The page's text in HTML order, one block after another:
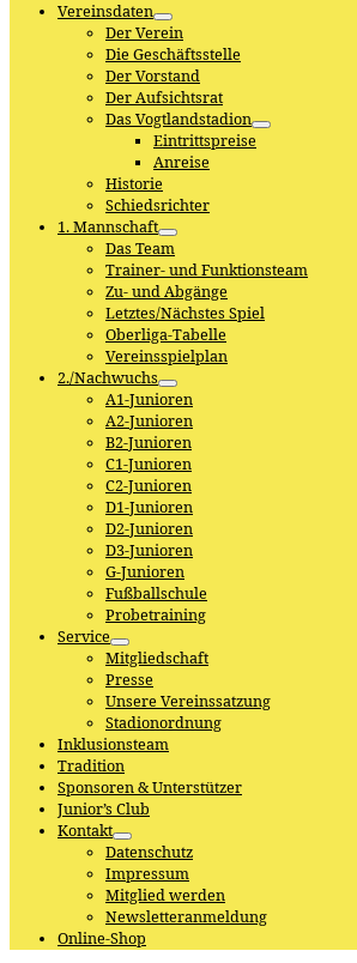
Vereinsdaten
Der Verein
Die Geschäftsstelle
Der Vorstand
Der Aufsichtsrat
Das Vogtlandstadion
Eintrittspreise
Anreise
Historie
Schiedsrichter
1. Mannschaft
Das Team
Trainer- und Funktionsteam
Zu- und Abgänge
Letztes/Nächstes Spiel
Oberliga-Tabelle
Vereinsspielplan
2./Nachwuchs
A1-Junioren
A2-Junioren
B2-Junioren
C1-Junioren
C2-Junioren
D1-Junioren
D2-Junioren
D3-Junioren
G-Junioren
Fußballschule
Probetraining
Service
Mitgliedschaft
Presse
Unsere Vereinssatzung
Stadionordnung
Inklusionsteam
Tradition
Sponsoren & Unterstützer
Junior’s Club
Kontakt
Datenschutz
Impressum
Mitglied werden
Newsletteranmeldung
Online-Shop